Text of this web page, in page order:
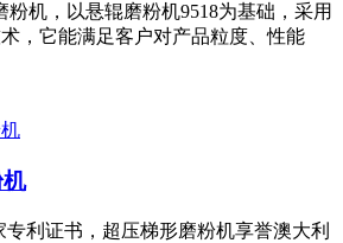
粉机，以悬辊磨粉机9518为基础，采用
，它能满足客户对产品粒度、性能
专利证书，超压梯形磨粉机享誉澳大利